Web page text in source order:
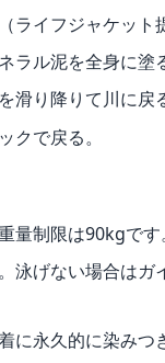
ライフジャケット
ラル泥を全身に塗
滑り降りて川に戻
クで戻る。
量制限は90kgです。
泳げない場合はガ
に永久的に染みつ